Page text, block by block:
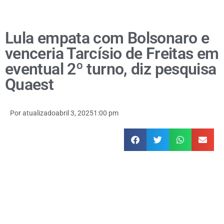
Lula empata com Bolsonaro e
venceria Tarcísio de Freitas em
eventual 2º turno, diz pesquisa
Quaest
Poratualizadoabril 3, 20251:00 pm